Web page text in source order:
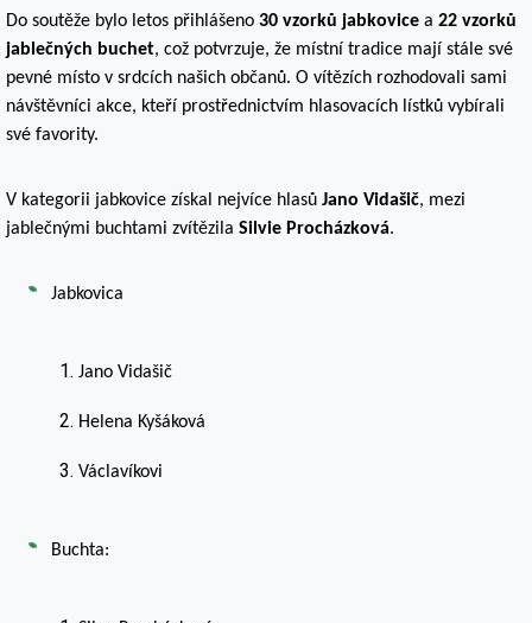
Do soutěže bylo letos přihlášeno 30 vzorků jabkovice a 22 vzorků
jablečných buchet, což potvrzuje, že místní tradice mají stále své
pevné místo v srdcích našich občanů. O vítězích rozhodovali sami
návštěvníci akce, kteří prostřednictvím hlasovacích lístků vybírali
své favority.
V kategorii jabkovice získal nejvíce hlasů Jano Vidašič, mezi
jablečnými buchtami zvítězila Silvie Procházková.
Jabkovica
Jano Vidašič
Helena Kyšáková
Václavíkovi
Buchta: